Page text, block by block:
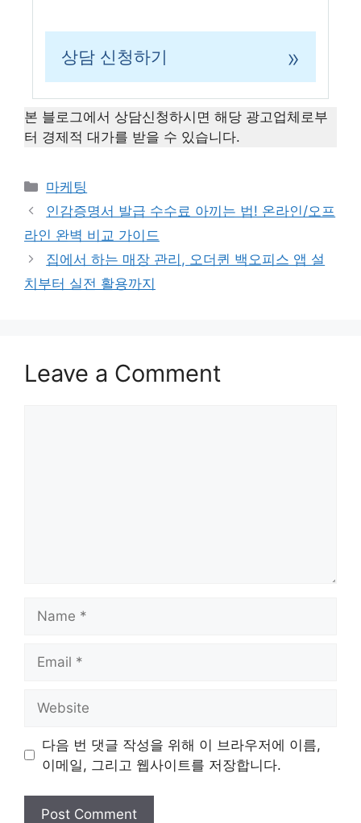
상담 신청하기 »
본 블로그에서 상담신청하시면 해당 광고업체로부
터 경제적 대가를 받을 수 있습니다.
Categories
마케팅
인감증명서 발급 수수료 아끼는 법! 온라인/오프
라인 완벽 비교 가이드
집에서 하는 매장 관리, 오더퀸 백오피스 앱 설
치부터 실전 활용까지
Leave a Comment
다음 번 댓글 작성을 위해 이 브라우저에 이름,
이메일, 그리고 웹사이트를 저장합니다.